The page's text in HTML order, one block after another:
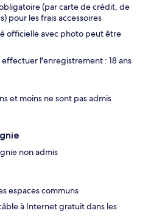
(par carte de crédit, de
pour les frais accessoires
officielle avec photo peut être
l'enregistrement : 18 ans
et moins ne sont pas admis
non admis
espaces communs
à Internet gratuit dans les